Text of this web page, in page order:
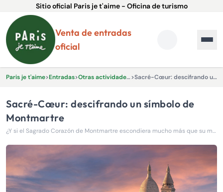
Sitio oficial Paris je t'aime - Oficina de turismo
Venta de entradas
oficial
Paris je t'aime>Entradas> Otras actividades y experiencias.> Sacré-Cœur: descifrando un símbolo de Montmartre
Sacré-Cœur: descifrando un símbolo de
Montmartre
¿Y si el Sagrado Corazón de Montmartre escondiera mucho más que su majestuosa silueta blanca?